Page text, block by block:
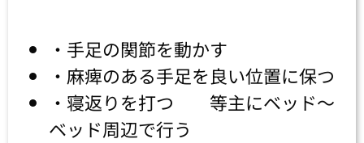
・手足の関節を動かす
・麻痺のある手足を良い位置に保つ
・寝返りを打つ 等主にベッド～
ベッド周辺で行う